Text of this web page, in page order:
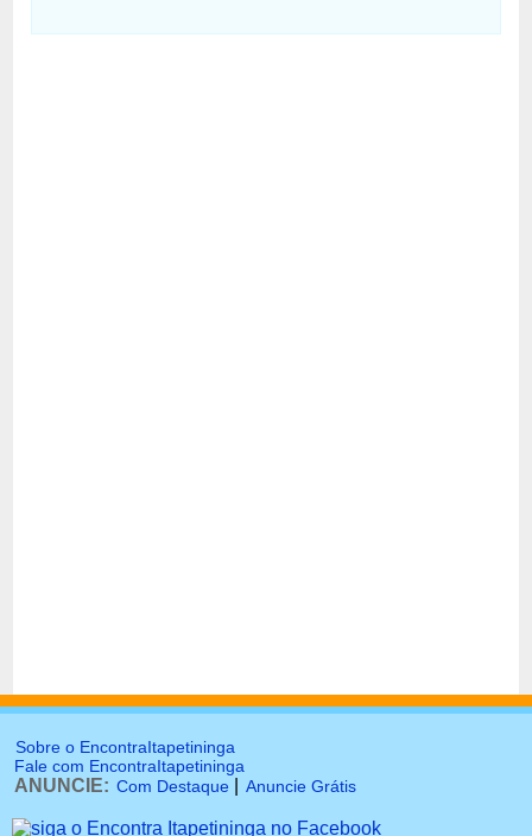
Sobre o EncontraItapetininga
Fale com EncontraItapetininga
ANUNCIE: Com Destaque Anuncie Grátis